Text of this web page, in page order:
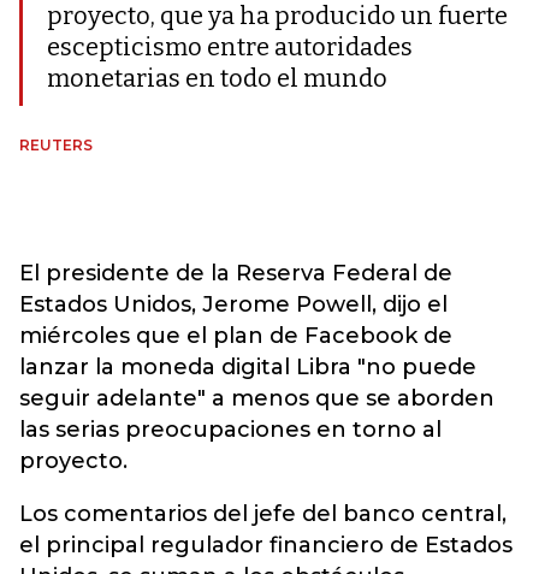
proyecto, que ya ha producido un fuerte
escepticismo entre autoridades
monetarias en todo el mundo
REUTERS
El presidente de la Reserva Federal de
Estados Unidos, Jerome Powell, dijo el
miércoles que el plan de Facebook de
lanzar la moneda digital Libra "no puede
seguir adelante" a menos que se aborden
las serias preocupaciones en torno al
proyecto.
Los comentarios del jefe del banco central,
el principal regulador financiero de Estados